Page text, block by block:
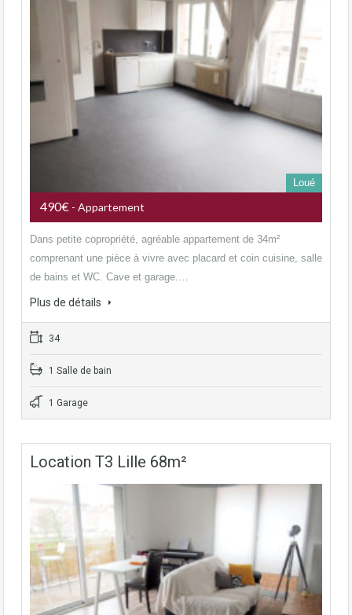
Loué
490€ - Appartement
Dans petite copropriété, agréable appartement de 34m²
comprenant une pièce à vivre avec placard et coin cuisine, salle
de bains et WC. Cave et garage.…
Plus de détails
34
1 Salle de bain
1 Garage
Location T3 Lille 68m²